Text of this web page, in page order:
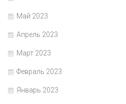
Май 2023
Апрель 2023
Март 2023
Февраль 2023
Январь 2023